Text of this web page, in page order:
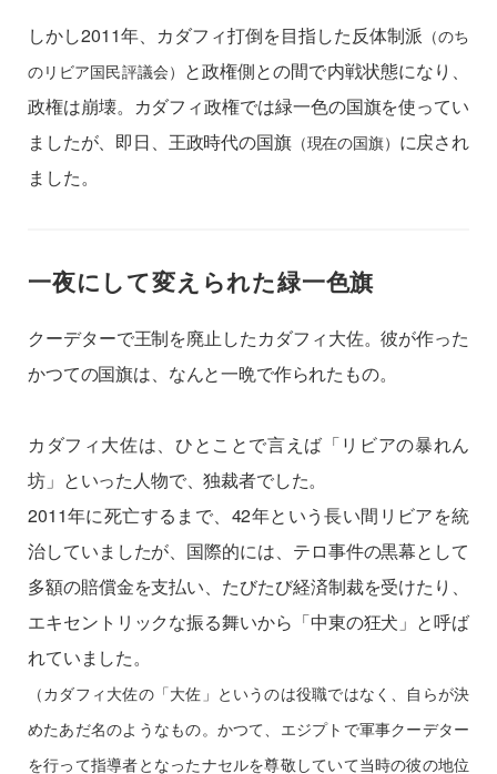
しかし2011年、カダフィ打倒を目指した反体制派 （のち
のリビア国民評議会） と政権側との間で内戦状態になり、
政権は崩壊。カダフィ政権では緑一色の国旗を使ってい
ましたが、即日、王政時代の国旗（現在の国旗） に戻され
ました。
一夜にして変えられた緑一色旗
クーデターで王制を廃止したカダフィ大佐。彼が作った
かつての国旗は、なんと一晩で作られたもの。
カダフィ大佐は、ひとことで言えば「リビアの暴れん
坊」といった人物で、独裁者でした。
2011年に死亡するまで、42年という長い間リビアを統
治していましたが、国際的には、テロ事件の黒幕として
多額の賠償金を支払い、たびたび経済制裁を受けたり、
エキセントリックな振る舞いから「中東の狂犬」と呼ば
れていました。
（カダフィ大佐の「大佐」というのは役職ではなく、自らが決
めたあだ名のようなもの。かつて、エジプトで軍事クーデター
を行って指導者となったナセルを尊敬していて当時の彼の地位